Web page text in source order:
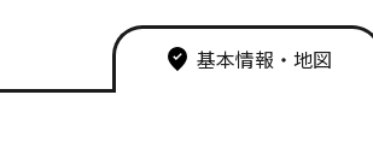
基本情報・地図